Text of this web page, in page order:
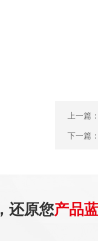
上一篇
下一篇
还原您产品